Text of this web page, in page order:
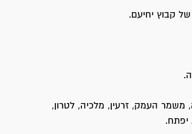
קבוץ יחיעם.
העמק, זרעין, מלכיה, לטרון,
יפתח.